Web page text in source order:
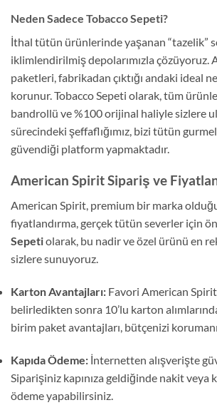
Neden Sadece Tobacco Sepeti?
İthal tütün ürünlerinde yaşanan “tazelik”
iklimlendirilmiş depolarımızla çözüyoruz.
paketleri, fabrikadan çıktığı andaki ideal
korunur. Tobacco Sepeti olarak, tüm
bandrollü ve %100 orijinal haliyle sizlere
sürecindeki şeffaflığımız, bizi tütün
güvendiği platform yapmaktadır.
American Spirit Sipariş ve
American Spirit, premium bir marka
fiyatlandırma, gerçek tütün severler için
Sepetiolarak, bu nadir ve özel ürünü en
sizlere sunuyoruz.
Karton Avantajları: Favori American
belirledikten sonra 10’lu karton
birim paket avantajları, bütçenizi
Kapıda Ödeme: İnternetten alışverişte
Siparişiniz kapınıza geldiğinde nakit veya
ödeme yapabilirsiniz.